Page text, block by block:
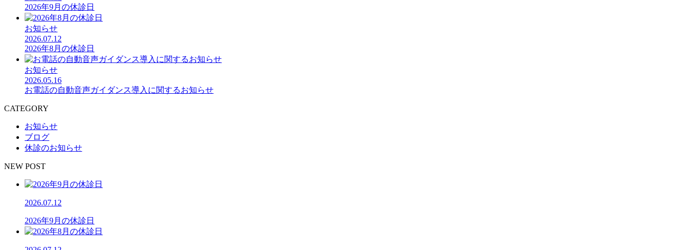
2026年9月の休診日
お知らせ
2026.07.12
2026年8月の休診日
お知らせ
2026.05.16
お電話の自動音声ガイダンス導入に関するお知らせ
CATEGORY
お知らせ
ブログ
休診のお知らせ
NEW POST
2026.07.12
2026年9月の休診日